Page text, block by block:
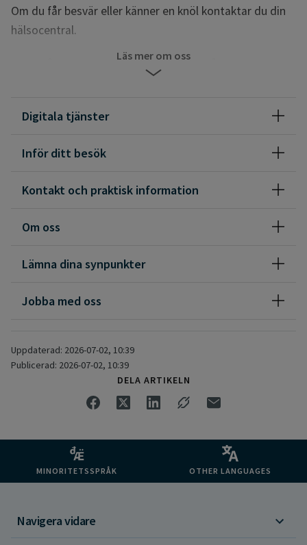
Om du får besvär eller känner en knöl kontaktar du din
hälsocentral.
När du fått tid för mammografiscreening får du ett
meddelande med en länk i din inkorg i 1177. Via länken kan du
Om- och avbokning via webb fram till 24 timmar innan
kontakta oss via telefon. Du får en tid när du blir uppringd.
funktionsnedsättning/handikapp, behov av tolk, är gravid
månader eller opererat bort båda brösten.
För mer information sewww.norrbotten.se/mammografi
Läs mer om oss
Digitala tjänster
Inför ditt besök
Kontakt och praktisk information
Om oss
Lämna dina synpunkter
Jobba med oss
Uppdaterad: 2026-07-02, 10:39
Publicerad: 2026-07-02, 10:39
DELA ARTIKELN
MINORITETSSPRÅK OTHER LANGUAGES
Navigera vidare